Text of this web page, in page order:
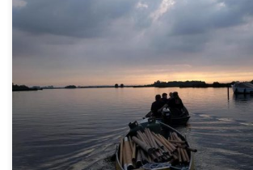
Het seniorenweekend is los! Even schrikken
vanaf de Zaanse Schans uit kwam bij water.
dan maar verder per boot. We vertoeven
een eiland: ’t Mieuwtje bij Jisp!